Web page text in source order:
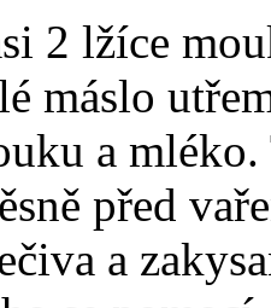
2 lžíce
máslo
a
před
a